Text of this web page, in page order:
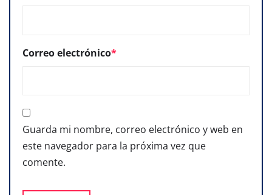
Correo electrónico*
Guarda mi nombre, correo electrónico y web en
este navegador para la próxima vez que
comente.